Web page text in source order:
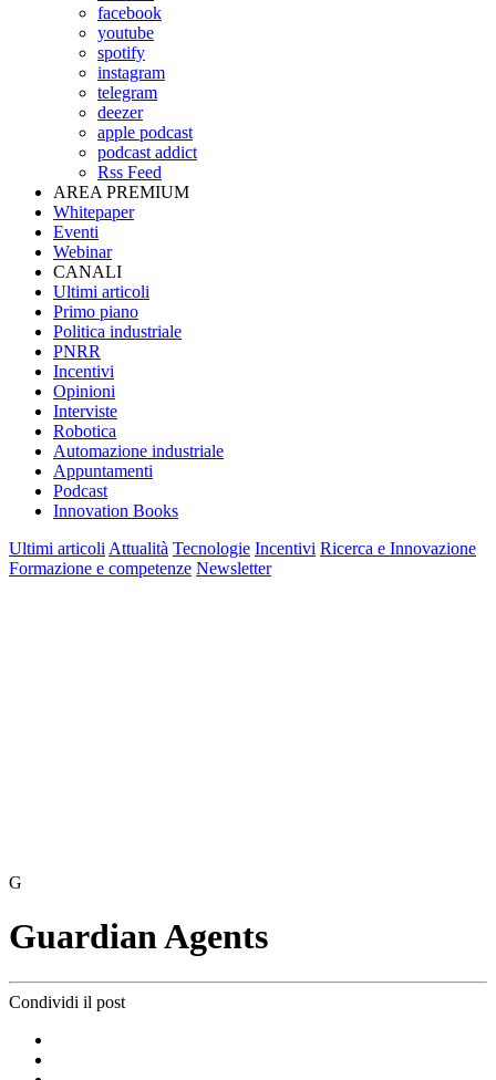
facebook
youtube
spotify
instagram
telegram
deezer
apple podcast
podcast addict
Rss Feed
AREA PREMIUM
Whitepaper
Eventi
Webinar
CANALI
Ultimi articoli
Primo piano
Politica industriale
PNRR
Incentivi
Opinioni
Interviste
Robotica
Automazione industriale
Appuntamenti
Podcast
Innovation Books
Ultimi articoli Attualità Tecnologie Incentivi Ricerca e Innovazione
Formazione e competenze Newsletter
G
Guardian Agents
Condividi il post